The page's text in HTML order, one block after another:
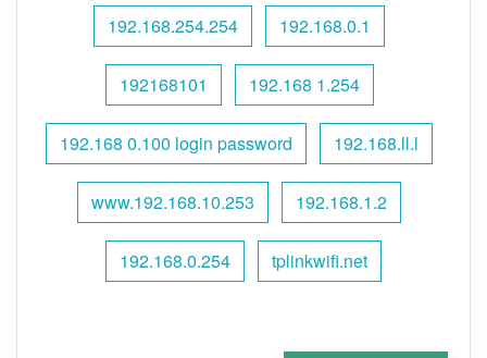
192.168.254.254 192.168.0.1
192168101 192.168 1.254
192.168 0.100 login password 192.168.ll.l
www.192.168.10.253 192.168.1.2
192.168.0.254 tplinkwifi.net